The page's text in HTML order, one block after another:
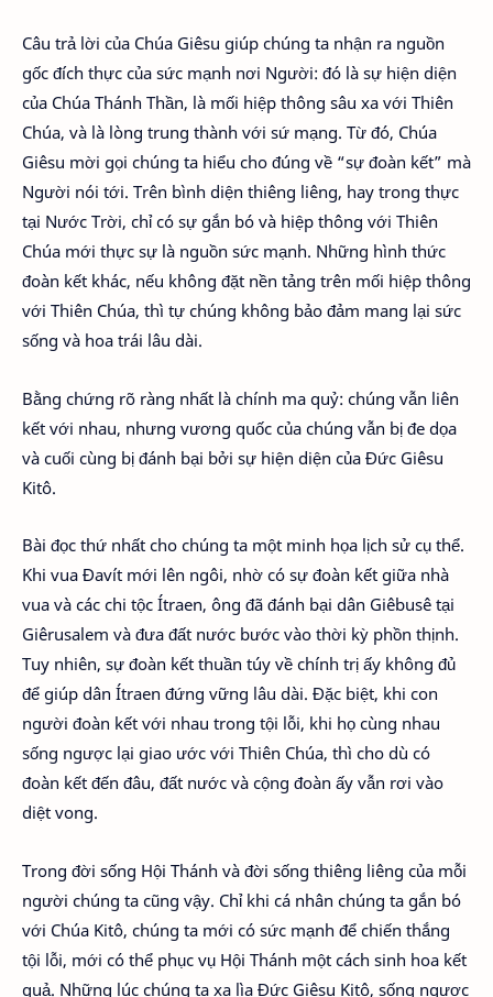
Câu trả lời của Chúa Giêsu giúp chúng ta nhận ra nguồn
gốc đích thực của sức mạnh nơi Người: đó là sự hiện diện
của Chúa Thánh Thần, là mối hiệp thông sâu xa với Thiên
Chúa, và là lòng trung thành với sứ mạng. Từ đó, Chúa
Giêsu mời gọi chúng ta hiểu cho đúng về “sự đoàn kết” mà
Người nói tới. Trên bình diện thiêng liêng, hay trong thực
tại Nước Trời, chỉ có sự gắn bó và hiệp thông với Thiên
Chúa mới thực sự là nguồn sức mạnh. Những hình thức
đoàn kết khác, nếu không đặt nền tảng trên mối hiệp thông
với Thiên Chúa, thì tự chúng không bảo đảm mang lại sức
sống và hoa trái lâu dài.
Bằng chứng rõ ràng nhất là chính ma quỷ: chúng vẫn liên
kết với nhau, nhưng vương quốc của chúng vẫn bị đe dọa
và cuối cùng bị đánh bại bởi sự hiện diện của Đức Giêsu
Kitô.
Bài đọc thứ nhất cho chúng ta một minh họa lịch sử cụ thể.
Khi vua Đavít mới lên ngôi, nhờ có sự đoàn kết giữa nhà
vua và các chi tộc Ítraen, ông đã đánh bại dân Giêbusê tại
Giêrusalem và đưa đất nước bước vào thời kỳ phồn thịnh.
Tuy nhiên, sự đoàn kết thuần túy về chính trị ấy không đủ
để giúp dân Ítraen đứng vững lâu dài. Đặc biệt, khi con
người đoàn kết với nhau trong tội lỗi, khi họ cùng nhau
sống ngược lại giao ước với Thiên Chúa, thì cho dù có
đoàn kết đến đâu, đất nước và cộng đoàn ấy vẫn rơi vào
diệt vong.
Trong đời sống Hội Thánh và đời sống thiêng liêng của mỗi
người chúng ta cũng vậy. Chỉ khi cá nhân chúng ta gắn bó
với Chúa Kitô, chúng ta mới có sức mạnh để chiến thắng
tội lỗi, mới có thể phục vụ Hội Thánh một cách sinh hoa kết
quả. Những lúc chúng ta xa lìa Đức Giêsu Kitô, sống ngược